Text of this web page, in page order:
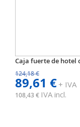
Caja fuerte de hotel
124,18 €
89,61 €+ IVA
108,43 € IVA incl.